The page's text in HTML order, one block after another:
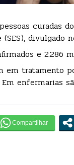
(SES), divulgado
e 2.286
em
enfermarias